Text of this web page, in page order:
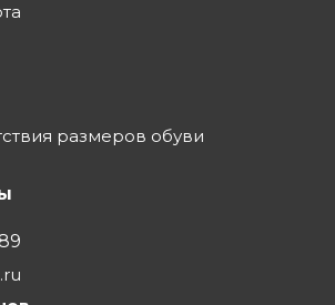
размеров обуви